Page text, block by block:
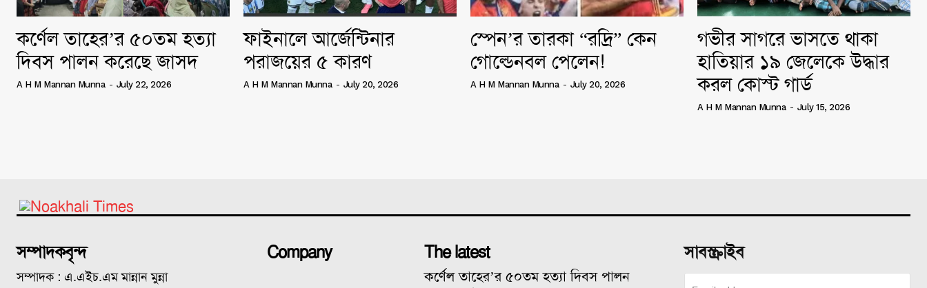
কর্ণেল তাহের’র ৫০তম হত্যা
দিবস পালন করেছে জাসদ
A H M Mannan Munna - July 22, 2026
ফাইনালে আর্জেন্টিনার
পরাজয়ের ৫ কারণ
A H M Mannan Munna - July 20, 2026
স্পেন’র তারকা “রদ্রি” কেন
গোল্ডেনবল পেলেন!
A H M Mannan Munna - July 20, 2026
গভীর সাগরে ভাসতে থাকা
হাতিয়ার ১৯ জেলেকে উদ্ধার
করল কোস্ট গার্ড
A H M Mannan Munna - July 15, 2026
সম্পাদকবৃন্দ
সম্পাদক : এ.এইচ.এম মান্নান মুন্না
Company The latest
কর্ণেল তাহের’র ৫০তম হত্যা দিবস পালন
সাবস্ক্রাইব